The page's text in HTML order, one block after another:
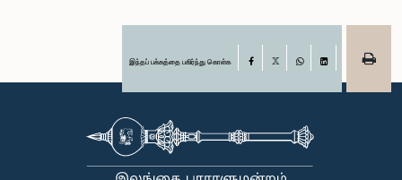
இந்தப் பக்கத்தை பகிர்ந்து கொள்க Facebook